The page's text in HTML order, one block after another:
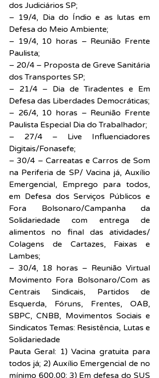
dos Judiciários SP;
– 19/4, Dia do Índio e as lutas em
Defesa do Meio Ambiente;
– 19/4, 10 horas – Reunião Frente
Paulista;
– 20/4 – Proposta de Greve Sanitária
dos Transportes SP;
– 21/4 – Dia de Tiradentes e Em
Defesa das Liberdades Democráticas;
– 26/4, 10 horas – Reunião Frente
Paulista Especial Dia do Trabalhador;
– 27/4 – Live Influenciadores
Digitais/Fonasefe;
– 30/4 – Carreatas e Carros de Som
na Periferia de SP/ Vacina já, Auxílio
Emergencial, Emprego para todos,
em Defesa dos Serviços Públicos e
Fora Bolsonaro/Campanha da
Solidariedade com entrega de
alimentos no final das atividades/
Colagens de Cartazes, Faixas e
Lambes;
– 30/4, 18 horas – Reunião Virtual
Movimento Fora Bolsonaro/Com as
Centrais Sindicais, Partidos de
Esquerda, Fóruns, Frentes, OAB,
SBPC, CNBB, Movimentos Sociais e
Sindicatos Temas: Resistência, Lutas e
Solidariedade
Pauta Geral: 1) Vacina gratuita para
todos já; 2) Auxílio Emergencial de no
mínimo 600,00; 3) Em defesa do SUS